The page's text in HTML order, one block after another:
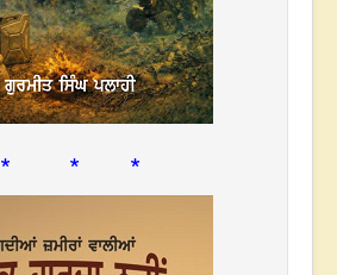
* * *